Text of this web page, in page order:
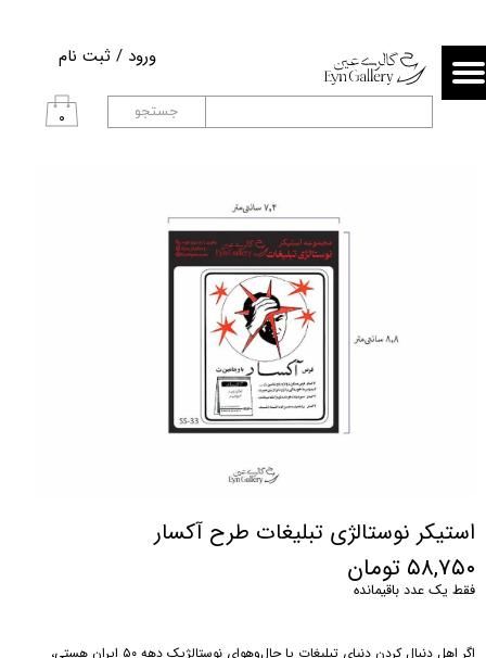
۰
ورود / ثبت نام
حساب کاربری من
تغییر گذر واژه
جستجو
استیکر نوستالژی تبلیغات طرح آکسار
۵۸,۷۵۰ تومان
فقط یک عدد باقیمانده